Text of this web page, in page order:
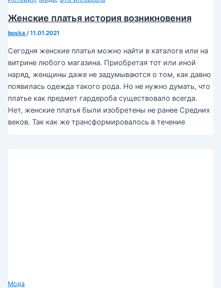
Женские платья история возникновения
boska /11.01.2021
Сегодня женские платья можно найти в каталоге или на
витрине любого магазина. Приобретая тот или иной
наряд, женщины даже не задумываются о том, как давно
появилась одежда такого рода. Но не нужно думать, что
платье как предмет гардероба существовало всегда.
Нет, женские платья были изобретены не ранее Средних
веков. Так как же трансформировалось в течение
Мода